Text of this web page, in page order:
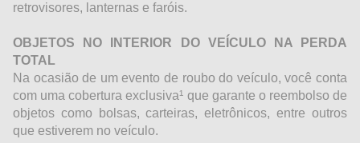
retrovisores, lanternas e faróis.
OBJETOS NO INTERIOR DO VEÍCULO NA PERDA
TOTAL
Na ocasião de um evento de roubo do veículo, você conta
com uma cobertura exclusiva¹ que garante o reembolso de
objetos como bolsas, carteiras, eletrônicos, entre outros
que estiverem no veículo.